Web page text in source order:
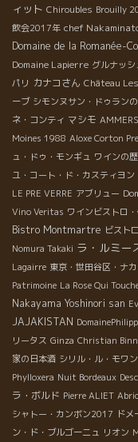
ィット Chiroubles Brouilly
飲会2017年 chef
Domaine de la Romanée-
Domaine Lapierre グルナッ
パリ カナコさん Château
ーブ シモンヌサン・ドゥラン
ネ・コンティ マシモ
Moines 1988 Aloxe Corton
ュ・ドゥ・モンギュ ワインの
ユ・コート・ド・カスティヨン
LE PRE VERRE アブリュー
Vino Veritas ワインビストロ
Bistro Montmartre ビスト
Nomura Takaki ラ・ルミー
Lagairre 東京・世田谷区・ナ
Patrimoine La Rose Qui
Nakayama Yoshinori san
JAJAKISTAN
リータス Ginza Christian
家の日本酒 シリル・ル・モワン
Phylloxera Nuit Bordeaux
ラ・ボルド Pierre ALIET
シャトー・カンボン2017 ド
ン・ド・ブルゴーニュ リオン